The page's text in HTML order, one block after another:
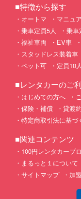
■特徴から探す
オートマ マニュ
乗車定員5人
乗車
福祉車両
EV車
スタッドレス装着車
ペット可
定員10
■レンタカーのご
はじめての方へ
保険・補償
貸渡
特定商取引法に基づ
■関連コンテンツ
100円レンタカーブ
まるっと１について
サイトマップ
加